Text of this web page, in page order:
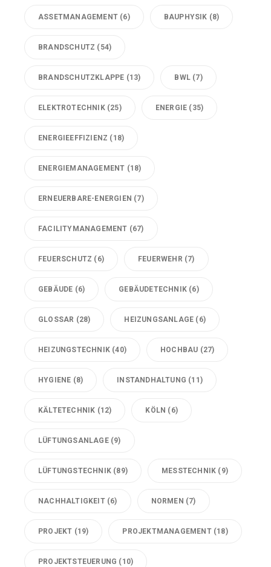
ASSETMANAGEMENT (6) BAUPHYSIK (8)
BRANDSCHUTZ (54)
BRANDSCHUTZKLAPPE (13) BWL (7)
ELEKTROTECHNIK(25) ENERGIE (35)
ENERGIEEFFIZIENZ (18)
ENERGIEMANAGEMENT (18)
ERNEUERBARE-ENERGIEN (7)
FACILITYMANAGEMENT (67)
FEUERSCHUTZ (6) FEUERWEHR (7)
GEBÄUDE (6) GEBÄUDETECHNIK (6)
GLOSSAR (28) HEIZUNGSANLAGE (6)
HEIZUNGSTECHNIK (40) HOCHBAU (27)
HYGIENE (8) INSTANDHALTUNG (11)
KÄLTETECHNIK (12) KÖLN (6)
LÜFTUNGSANLAGE(9)
LÜFTUNGSTECHNIK (89) MESSTECHNIK (9)
NACHHALTIGKEIT(6) NORMEN (7)
PROJEKT (19) PROJEKTMANAGEMENT(18)
PROJEKTSTEUERUNG (10)